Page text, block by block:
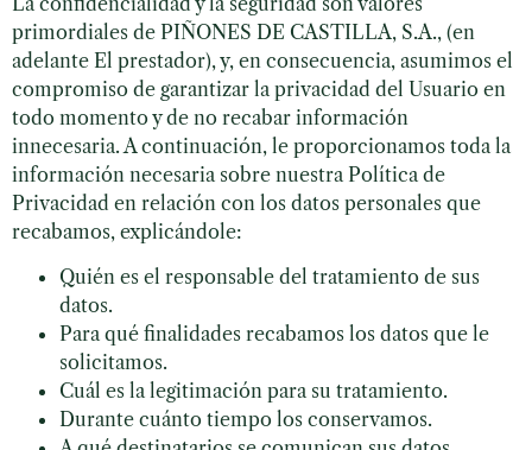
primordiales de PIÑONES DE CASTILLA, S.A., (en
adelante El prestador), y, en consecuencia, asumimos el
compromiso de garantizar la privacidad del Usuario en
todo momento y de no recabar información
innecesaria. A continuación, le proporcionamos toda la
información necesaria sobre nuestra Política de
Privacidad en relación con los datos personales que
recabamos, explicándole:
Quién es el responsable del tratamiento de sus
datos.
Para qué finalidades recabamos los datos que le
solicitamos.
Cuál es la legitimación para su tratamiento.
Durante cuánto tiempo los conservamos.